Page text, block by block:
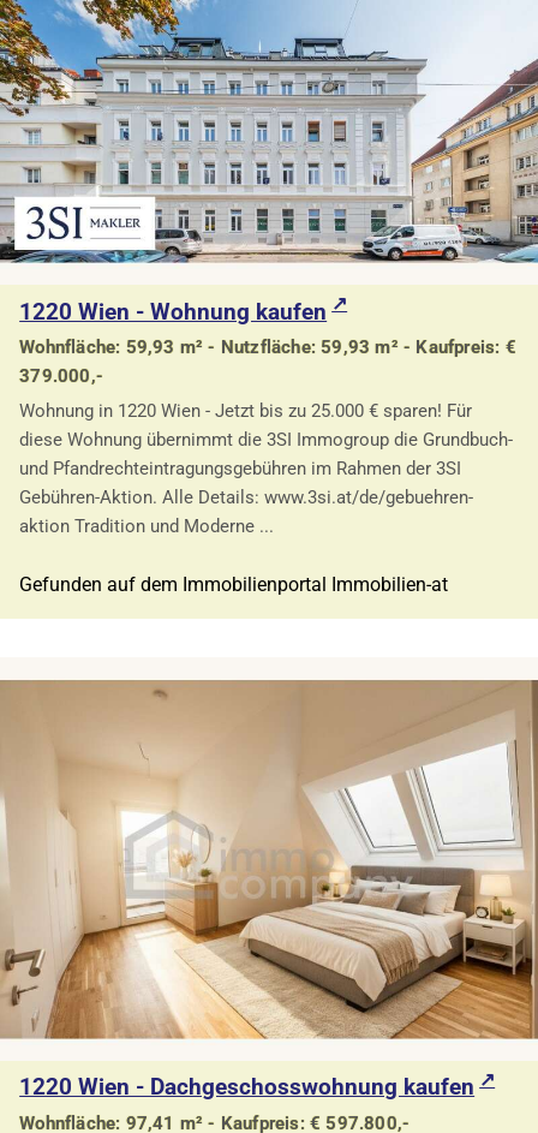
1220 Wien - Wohnung kaufen
Wohnfläche: 59,93 m² - Nutzfläche: 59,93 m² - Kaufpreis: €
379.000,-
Wohnung in 1220 Wien - Jetzt bis zu 25.000 € sparen! Für
diese Wohnung übernimmt die 3SI Immogroup die Grundbuch-
und Pfandrechteintragungsgebühren im Rahmen der 3SI
Gebühren-Aktion. Alle Details: www.3si.at/de/gebuehren-
aktion Tradition und Moderne ...
Gefunden auf dem Immobilienportal Immobilien-at
1220 Wien - Dachgeschosswohnung kaufen
Wohnfläche: 97,41 m² - Kaufpreis: € 597.800,-